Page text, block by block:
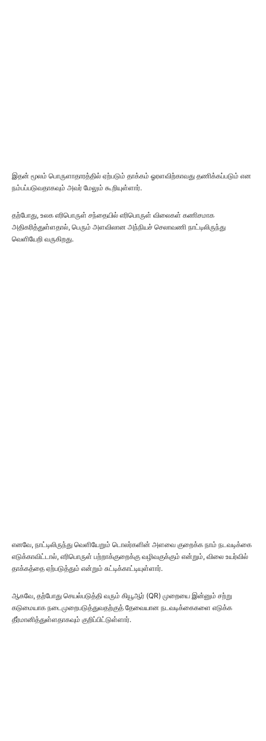
இதன் மூலம் பொருளாதாரத்தில் ஏற்படும் தாக்கம் ஓரளவிற்காவது தணிக்கப்படும் என
நம்பப்படுவதாகவும் அவர் மேலும் கூறியுள்ளார்.
தற்போது, ​​உலக எரிபொருள் சந்தையில் எரிபொருள் விலைகள் கணிசமாக
அதிகரித்துள்ளதால், பெரும் அளவிலான அந்நியச் செலாவணி நாட்டிலிருந்து
வெளியேறி வருகிறது.
எனவே, நாட்டிலிருந்து வெளியேறும் டொலர்களின் அளவை குறைக்க நாம் நடவடிக்கை
எடுக்காவிட்டால், எரிபொருள் பற்றாக்குறைக்கு வழிவகுக்கும் என்றும், விலை உயர்வில்
தாக்கத்தை ஏற்படுத்தும் என்றும் சுட்டிக்காட்டியுள்ளார்.
ஆகவே, தற்போது செயல்படுத்தி வரும் கியூஆர் (QR) முறையை இன்னும் சற்று
கடுமையாக நடைமுறைபடுத்துவதற்குத் தேவையான நடவடிக்கைகளை எடுக்க
தீர்மானித்துள்ளதாகவும் குறிப்பிட்டுள்ளார்.